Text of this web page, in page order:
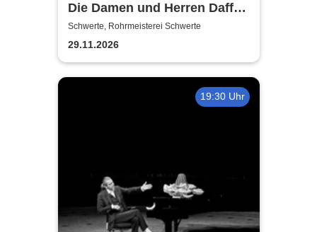
Die Damen und Herren Daffke
|Wie werde ich reich und
glücklich?
Schwerte, Rohrmeisterei Schwerte
29.11.2026
19:30 Uhr